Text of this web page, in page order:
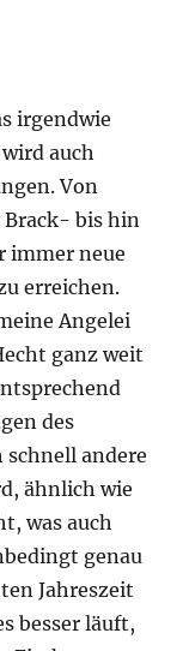
irgendwie
auch
Von
Brack- bis hin
immer neue
erreichen.
Angelei
ganz weit
des
schnell andere
ähnlich wie
was auch
genau
Jahreszeit
besser läuft,